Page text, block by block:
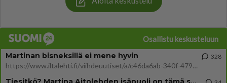
Osallistu keskusteluun
Martinan bisneksillä ei mene hyvin
https://www.iltalehti.fi/viihdeuutiset/a/c46da6ab-340f-4790-aaa7-0865eed2336 Yrityksen konkurssihakemus on tullut kärä
328